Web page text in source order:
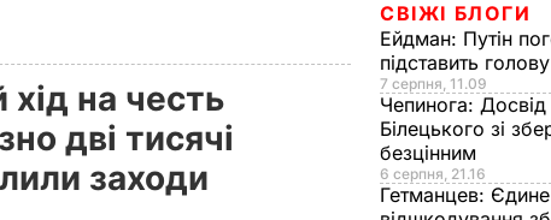
на честь
дві тисячі
заходи
СВІЖІ БЛОГИ
Ейдман: Путін
підставить
7 серпня, 11.09
Чепинога:
Білецького зі
безцінним
6 серпня, 21.16
Гетманцев: